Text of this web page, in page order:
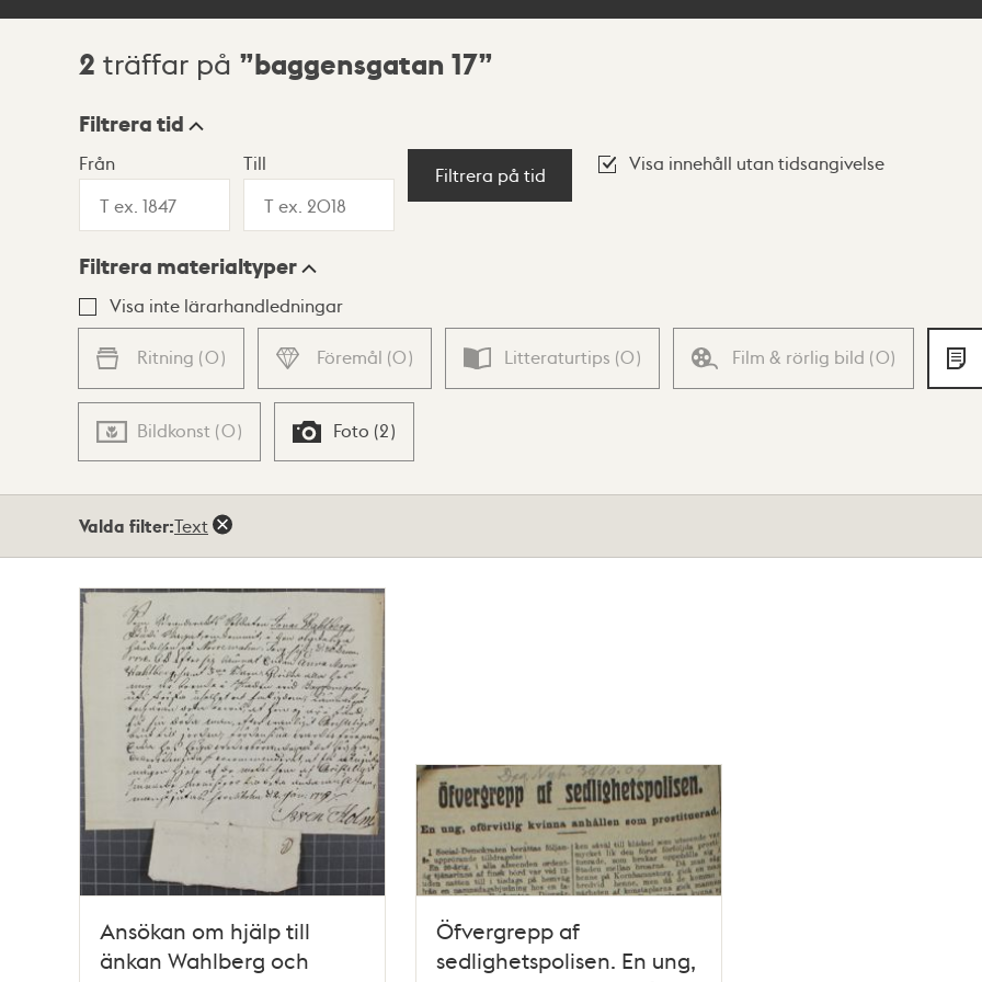
Sökresultat
2 träffar på baggensgatan 17
Visningsläge
Lista Karta
Filtrera tid
Från Till
Filtrera på tid
Visa innehåll utan tidsangivelse
Filtrera materialtyper
Visa inte lärarhandledningar
Ritning (0) Föremål (0) Litteraturtips (0) Film & rörlig bild (0)
Bildkonst (0) Foto (2)
Valda filter:Text
Ansökan om hjälp till
änkan Wahlberg och
Öfvergrepp af
sedlighetspolisen. En ung,